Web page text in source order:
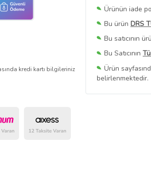
Ürünün iade
Bu ürün DRS
Bu satıcının
Bu Satıcının
Ürün
belirlenmektedir.
kredi kartı bilgileriniz